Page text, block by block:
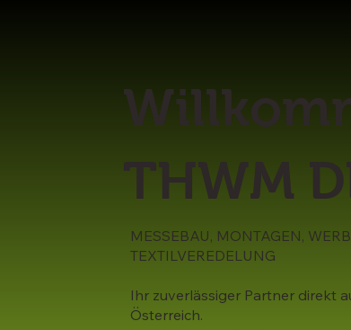
THWM
MESSEBAU, MONTAGEN,
TEXTILVEREDELUNG
Ihr zuverlässiger Partner direkt
Österreich.